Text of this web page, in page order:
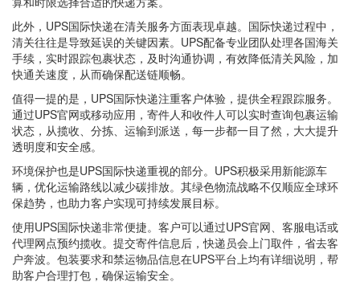
此外，UPS国际快递在清关服务方面表现卓越。国际快递过程中，
清关往往是导致延误的关键因素。UPS配备专业团队处理各国海关
手续，实时跟踪包裹状态，及时沟通协调，有效降低清关风险，加
快通关速度，从而确保配送链顺畅。
值得一提的是，UPS国际快递注重客户体验，提供全程跟踪服务。
通过UPS官网或移动应用，寄件人和收件人可以实时查询包裹运输
状态，从揽收、分拣、运输到派送，每一步都一目了然，大大提升
透明度和安全感。
环境保护也是UPS国际快递重视的部分。UPS积极采用新能源车
辆，优化运输路线以减少碳排放。其绿色物流战略不仅顺应全球环
保趋势，也助力客户实现可持续发展目标。
使用UPS国际快递非常便捷。客户可以通过UPS官网、客服电话或
代理网点预约揽收。提交寄件信息后，快递员会上门取件，省去客
户奔波。包装要求和禁运物品信息在UPS平台上均有详细说明，帮
助客户合理打包，确保运输安全。